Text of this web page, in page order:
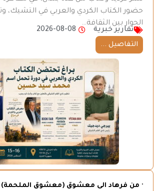
حضور الكتاب الكردي والعربي في التشيك،
الحوار بين الثقافة…
تقارير خبرية
2026-08-08
التفاصيل ...
· من فرهاد الى معشوق (معشوق الملحمة)